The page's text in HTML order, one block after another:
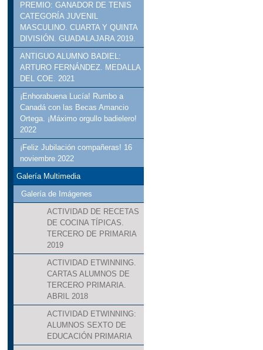
PREMIO: GANADOR DE TENIS
CATEGORÍA JUVENIL
MASCULINO. CUARTA Y QUINTA
DIVISIÓN. GUADALAJARA 2019.
ANTIGUO ALUMNO BADIEL:
ARTURO FERNÁNDEZ. MEDALLA
DEL COE. 2021
¡Enhorabuena Lucía! Rumbo a
Canadá con las Becas Amancio
Ortega. ¡Máximo orgullo badielero!
2022
¡Feliz Jubilación compañeras! 16
noviembre 2022
Galería Multimedia
Galería de Imágenes
ACTIVIDAD DE RECETAS
DE COCINA TÍPICAS.
TERCERO DE PRIMARIA
2019
ACTIVIDAD ETWINNING.
CARTAS ALUMNOS DE
TERCERO PRIMARIA.
ABRIL 2018
ACTIVIDAD ETWINNING:
ALUMNOS SEXTO DE
EDUCACIÓN PRIMARIA